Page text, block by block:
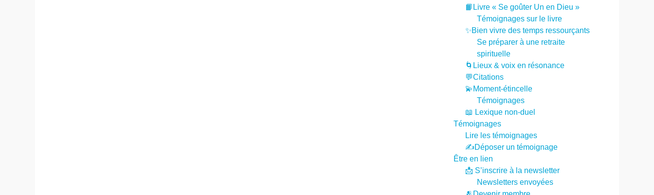
📙Livre « Se goûter Un en Dieu »
Témoignages sur le livre
✨Bien vivre des temps ressourçants
Se préparer à une retraite
spirituelle
🌀Lieux & voix en résonance
💬Citations
💫Moment-étincelle
Témoignages
📖 Lexique non-duel
Témoignages
Lire les témoignages
✍️Déposer un témoignage
Être en lien
📩 S’inscrire à la newsletter
Newsletters envoyées